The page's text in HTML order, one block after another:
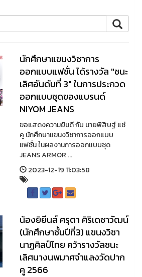
นักศึกษาแขนงวิชาการ
ออกแบบแฟชั่น ได้รางวัล "ชนะ
เลิศอันดับที่ 3" ในการประกวด
ออกแบบชุดของแบรนด์
NIYOM JEANS
ขอแสดงความยินดี กับ นายพิสิษฐ์ แซ่
คู นักศึกษาแขนงวิชาการออกแบบ
แฟชั่น ในผลงานการออกแบบชุด
JEANS ARMOR ...
2023-12-19 11:03:58
น้องยิยีนส์ ศรุตา ศิริเดชาวัฒน์
(นักศึกษาชั้นปีที่3) แขนงวิชา
นาฏศิลป์ไทย คว้ารางวัลชนะ
เลิศนางนพมาศจำแลงวัดปาก
คู 2566